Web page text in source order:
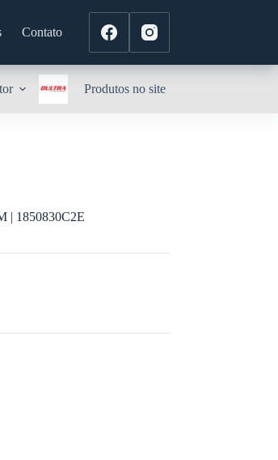
Contato
Produtos no site
1850830C2E